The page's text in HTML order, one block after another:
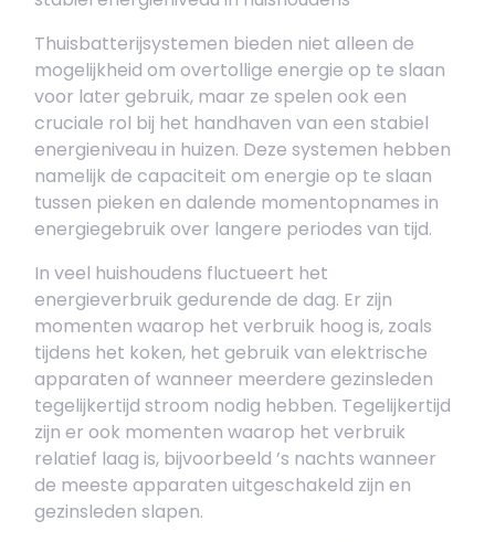
Thuisbatterijsystemen bieden niet alleen de
mogelijkheid om overtollige energie op te slaan
voor later gebruik, maar ze spelen ook een
cruciale rol bij het handhaven van een stabiel
energieniveau in huizen. Deze systemen hebben
namelijk de capaciteit om energie op te slaan
tussen pieken en dalende momentopnames in
energiegebruik over langere periodes van tijd.
In veel huishoudens fluctueert het
energieverbruik gedurende de dag. Er zijn
momenten waarop het verbruik hoog is, zoals
tijdens het koken, het gebruik van elektrische
apparaten of wanneer meerdere gezinsleden
tegelijkertijd stroom nodig hebben. Tegelijkertijd
zijn er ook momenten waarop het verbruik
relatief laag is, bijvoorbeeld ’s nachts wanneer
de meeste apparaten uitgeschakeld zijn en
gezinsleden slapen.